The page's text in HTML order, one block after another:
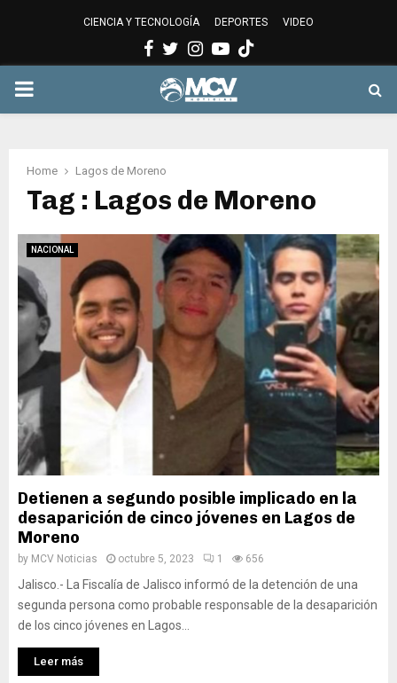
CIENCIA Y TECNOLOGÍA DEPORTES VIDEO
Facebook
Twitter
Instagram
Youtube
PRIMARY
Home Lagos de Moreno
Tag : Lagos de Moreno
NACIONAL
Detienen a segundo posible implicado en la
desaparición de cinco jóvenes en Lagos de
Moreno
by MCV Noticias octubre 5, 2023 1 656
Jalisco.- La Fiscalía de Jalisco informó de la detención de una
segunda persona como probable responsable de la desaparición
de los cinco jóvenes en Lagos...
Leer más